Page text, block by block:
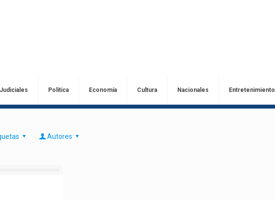
Judiciales Política Economía Cultura Nacionales Entretenimiento
Autores